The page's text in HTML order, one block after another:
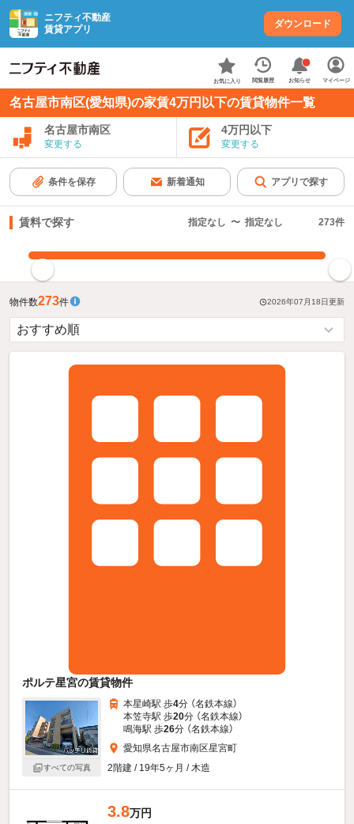
ニフティ不動産
賃貸アプリ
ダウンロード
お気に入り 閲覧履歴 お知らせ マイページ
名古屋市南区(愛知県)の家賃4万円以下の賃貸物件一覧
名古屋市南区
変更する
4万円以下
変更する
条件を保存 新着通知 アプリで探す
賃料で探す 指定なし 〜 指定なし 273件
物件数273件 2026年07月18日更新
ポルテ星宮の賃貸物件
すべての写真
本星崎駅 歩4分 （名鉄本線）
本笠寺駅 歩20分 （名鉄本線）
鳴海駅 歩26分 （名鉄本線）
愛知県名古屋市南区星宮町
2階建 / 19年5ヶ月 / 木造
3.8万円